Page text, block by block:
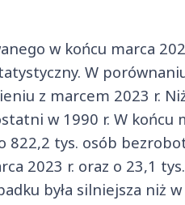
w końcu marca
W
z marcem 2023 r.
w 1990 r. W końcu
822,2 tys. osób
2023 r. oraz o 23,1
była silniejsza niż